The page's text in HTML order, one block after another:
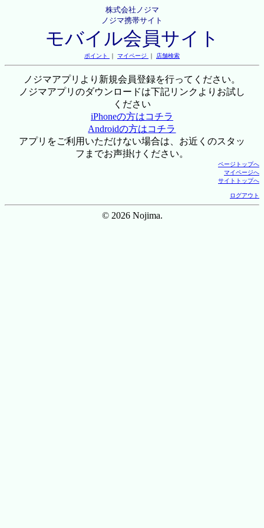
株式会社ノジマ
ノジマ携帯サイト
モバイル会員サイト
ポイント ｜ マイページ ｜ 店舗検索
ノジマアプリより新規会員登録を行ってください。
ノジマアプリのダウンロードは下記リンクよりお試し
ください
iPhoneの方はコチラ
Androidの方はコチラ
アプリをご利用いただけない場合は、お近くのスタッ
フまでお声掛けください。
ページトップへ
マイページへ
サイトトップへ
ログアウト
© 2026 Nojima.